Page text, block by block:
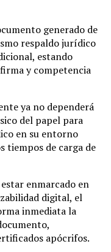
generado de
respaldo jurídico
estando
y competencia
ya no dependerá
del papel para
en su entorno
tiempos de carga de
enmarcado en
digital, el
inmediata la
apócrifos.